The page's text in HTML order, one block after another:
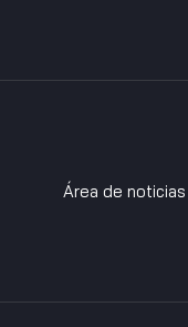
Área de noticias